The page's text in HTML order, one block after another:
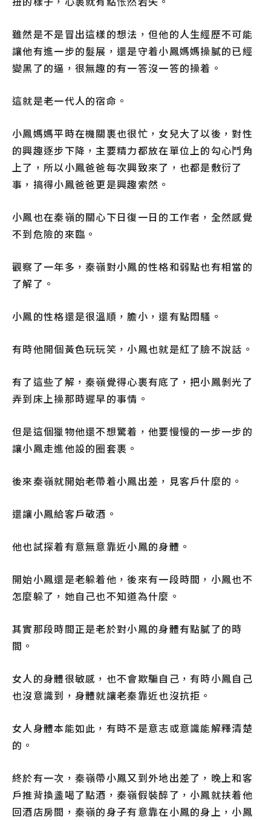
雖然是不是冒出這樣的想法，但他的人生經歷不可能
讓他有進一步的髮展，還是守着小鳳媽媽操膩的已經
變黑了的逼，很無趣的有一答沒一答的操着。
這就是老一代人的宿命。
小鳳媽媽平時在機關裹也很忙，女兒大了以後，對性
的興趣逐步下降，主要精力都放在單位上的勾心鬥角
上了，所以小鳳爸爸每次興致來了，也都是敷衍了
事，搞得小鳳爸爸更是興趣索然。
小鳳也在秦嶺的關心下日復一日的工作者，全然感覺
不到危險的來臨。
觀察了一年多，秦嶺對小鳳的性格和弱點也有相當的
了解了。
小鳳的性格還是很溫順，膽小，還有點悶騷。
有時他開個黃色玩玩笑，小鳳也就是紅了臉不說話。
有了這些了解，秦嶺覺得心裹有底了，把小鳳剝光了
弄到床上操那時遲早的事情。
但是這個獵物他還不想驚着，他要慢慢的一步一步的
讓小鳳走進他設的圈套裹。
後來秦嶺就開始老帶着小鳳出差，見客戶什麼的。
還讓小鳳給客戶敬酒。
他也試探着有意無意靠近小鳳的身體。
開始小鳳還是老躲着他，後來有一段時間，小鳳也不
怎麼躲了，她自己也不知道為什麼。
其實那段時間正是老於對小鳳的身體有點膩了的時
間。
女人的身體很敏感，也不會欺騙自己，有時小鳳自己
也沒意識到，身體就讓老秦靠近也沒抗拒。
女人身體本能如此，有時不是意志或意識能解釋清楚
的。
終於有一次，秦嶺帶小鳳又到外地出差了，晚上和客
戶推背換盞喝了點酒，秦嶺假裝醉了，小鳳就扶着他
回酒店房間，秦嶺的身子有意靠在小鳳的身上，小鳳